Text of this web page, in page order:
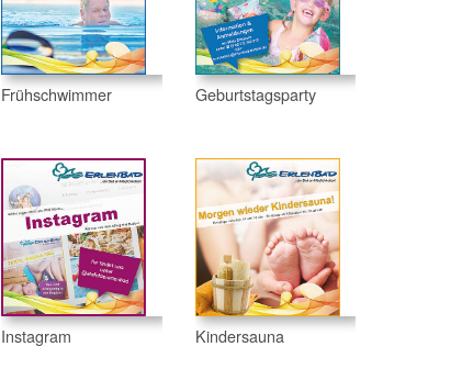
Frühschwimmer Geburtstagsparty
Instagram Kindersauna